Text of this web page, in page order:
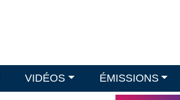
VIDÉOS ÉMISSIONS